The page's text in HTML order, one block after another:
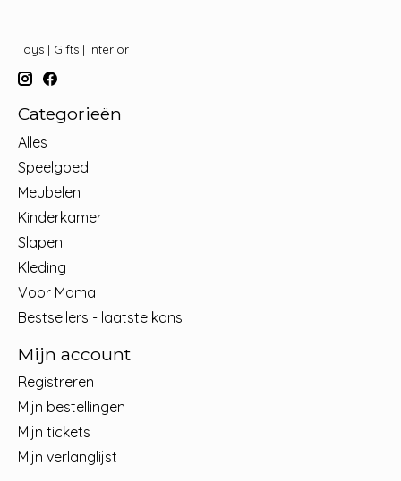
Toys | Gifts | Interior
Categorieën
Alles
Speelgoed
Meubelen
Kinderkamer
Slapen
Kleding
Voor Mama
Bestsellers - laatste kans
Mijn account
Registreren
Mijn bestellingen
Mijn tickets
Mijn verlanglijst